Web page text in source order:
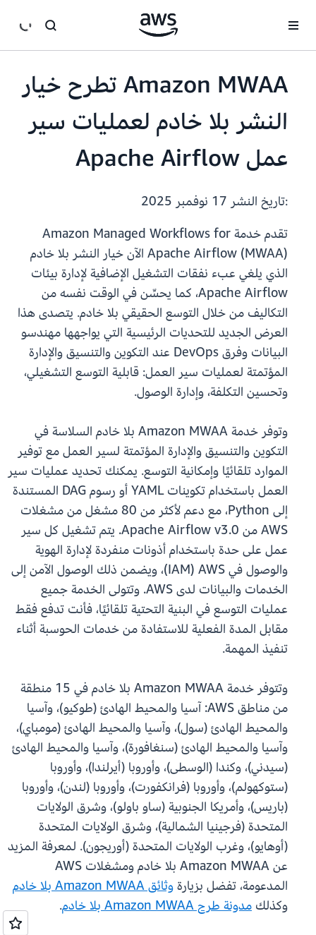
Amazon MWAA تطرح خيار
النشر بلا خادم لعمليات سير
عمل Apache Airflow
:تاريخ النشر
تقدم خدمة Amazon Managed Workflows for
Apache Airflow (MWAA) الآن خيار النشر بلا خادم
الذي يلغي عبء نفقات التشغيل الإضافية لإدارة بيئات
Apache Airflow، كما يحسِّن في الوقت نفسه من
التكاليف من خلال التوسع الحقيقي بلا خادم. يتصدى هذا
العرض الجديد للتحديات الرئيسية التي يواجهها مهندسو
البيانات وفرق DevOps عند التكوين والتنسيق والإدارة
المؤتمتة لعمليات سير العمل: قابلية التوسع التشغيلي،
وتحسين التكلفة، وإدارة الوصول.
وتوفر خدمة Amazon MWAA بلا خادم السلاسة في
التكوين والتنسيق والإدارة المؤتمتة لسير العمل مع توفير
الموارد تلقائيًا وإمكانية التوسع. يمكنك تحديد عمليات سير
العمل باستخدام تكوينات YAML أو رسوم DAG المستندة
إلى Python، مع دعم لأكثر من 80 مشغل من مشغلات
AWS من Apache Airflow v3.0. يتم تشغيل كل سير
عمل على حدة باستخدام أذونات منفردة لإدارة الهوية
والوصول في AWS ‏(IAM)، ويضمن ذلك الوصول الآمن إلى
الخدمات والبيانات لدى AWS. وتتولى الخدمة جميع
عمليات التوسع في البنية التحتية تلقائيًا، فأنت تدفع فقط
مقابل المدة الفعلية للاستفادة من خدمات الحوسبة أثناء
تنفيذ المهمة.
وتتوفر خدمة Amazon MWAA بلا خادم في 15 منطقة
من مناطق AWS: آسيا والمحيط الهادئ (طوكيو)، وآسيا
والمحيط الهادئ (سول)، وآسيا والمحيط الهادئ (مومباي)،
وآسيا والمحيط الهادئ (سنغافورة)، وآسيا والمحيط الهادئ
(سيدني)، وكندا (الوسطى)، وأوروبا (أيرلندا)، وأوروبا
(ستوكهولم)، وأوروبا (فرانكفورت)، وأوروبا (لندن)، وأوروبا
(باريس)، وأمريكا الجنوبية (ساو باولو)، وشرق الولايات
المتحدة (فرجينيا الشمالية)، وشرق الولايات المتحدة
(أوهايو)، وغرب الولايات المتحدة (أوريجون). لمعرفة المزيد
عن Amazon MWAA بلا خادم ومشغلات AWS
المدعومة، تفضل بزيارةوثائق Amazon MWAA بلا خادم
وكذلك مدونة طرح Amazon MWAA بلا خادم .